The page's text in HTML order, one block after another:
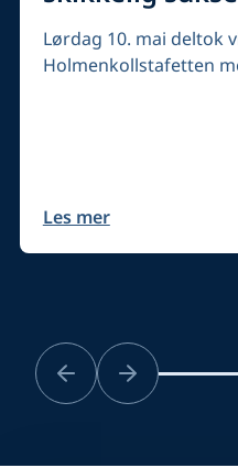
Lørdag 10. mai deltok
Holmenkollstafetten
Les mer